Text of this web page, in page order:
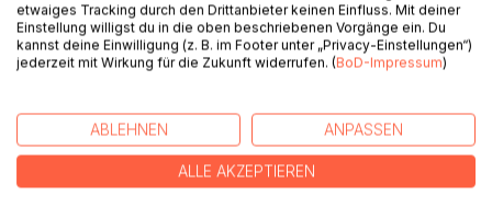
(Alchemist) und C. G. Jung (Psychologe, der die Alchemie
für die Moderne zugänglicher gemacht hat) - die zentrale
Bedeutung der alchemistischen und freimaurerischen
bei Maier und Jung so auffällige Entsprechungen hervor,
die für mich zumindest die Vermutung nahelegen, Rowling
könnte von diesen direkt inspiriert worden sein. Auch im
etwaiges Tracking durch den Drittanbieter keinen Einfluss. Mit deiner
Einstellung willigst du in die oben beschriebenen Vorgänge ein. Du
kannst deine Einwilligung (z. B. im Footer unter „Privacy-Einstellungen“)
jederzeit mit Wirkung für die Zukunft widerrufen. (BoD-Impressum)
ABLEHNEN ANPASSEN
ALLE AKZEPTIEREN